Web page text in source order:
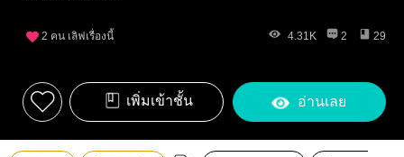
2 คน เลิฟเรื่องนี้ 4.31K 2 29
เพิ่มเข้าชั้น อ่านเลย